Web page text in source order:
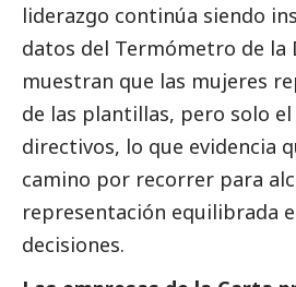
liderazgo continúa siendo
datos del Termómetro de la
muestran que las mujeres
de las plantillas, pero solo el
directivos, lo que evidencia
camino por recorrer para
representación equilibrada
decisiones.